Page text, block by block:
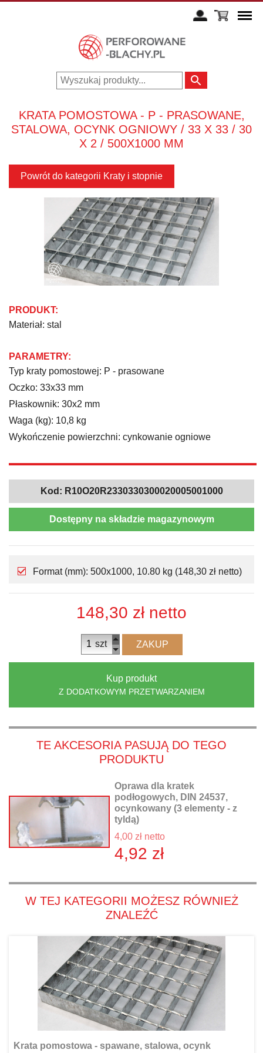
KRATA POMOSTOWA - P - PRASOWANE,
STALOWA, OCYNK OGNIOWY / 33 X 33 / 30
X 2 / 500X1000 MM
Powrót do kategorii Kraty i stopnie
PRODUKT:
Materiał: stal
PARAMETRY:
Typ kraty pomostowej: P - prasowane
Oczko: 33x33 mm
Płaskownik: 30x2 mm
Waga (kg): 10,8 kg
Wykończenie powierzchni: cynkowanie ogniowe
Kod: R10O20R2330330300020005001000
Dostępny na składzie magazynowym
Format (mm): 500x1000, 10.80 kg (148,30 zł netto)
148,30 zł netto
szt ZAKUP
Kup produkt
Z DODATKOWYM PRZETWARZANIEM
TE AKCESORIA PASUJĄ DO TEGO
PRODUKTU
Oprawa dla kratek
podłogowych, DIN 24537,
ocynkowany (3 elementy - z
tyldą)
4,00 zł netto
4,92 zł
W TEJ KATEGORII MOŻESZ RÓWNIEŻ
ZNALEŹĆ
Krata pomostowa - spawane, stalowa, ocynk